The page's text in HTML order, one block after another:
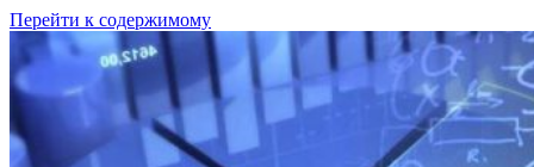
Перейти к содержимому